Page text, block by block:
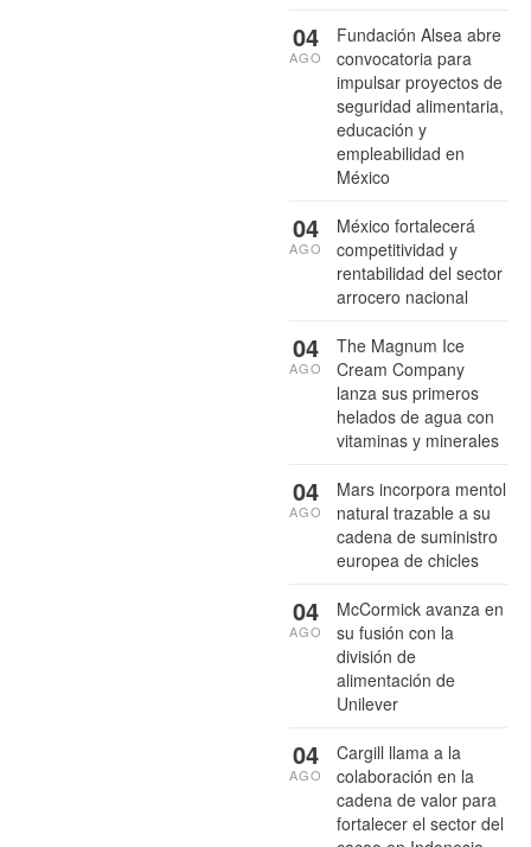
Fundación Alsea abre
convocatoria para
impulsar proyectos de
seguridad alimentaria,
educación y
empleabilidad en
México
04
AGO
México fortalecerá
competitividad y
rentabilidad del sector
arrocero nacional
04
AGO
The Magnum Ice
Cream Company
lanza sus primeros
helados de agua con
vitaminas y minerales
04
AGO
Mars incorpora mentol
natural trazable a su
cadena de suministro
europea de chicles
04
AGO
McCormick avanza en
su fusión con la
división de
alimentación de
Unilever
04
AGO
Cargill llama a la
colaboración en la
cadena de valor para
fortalecer el sector del
04
AGO